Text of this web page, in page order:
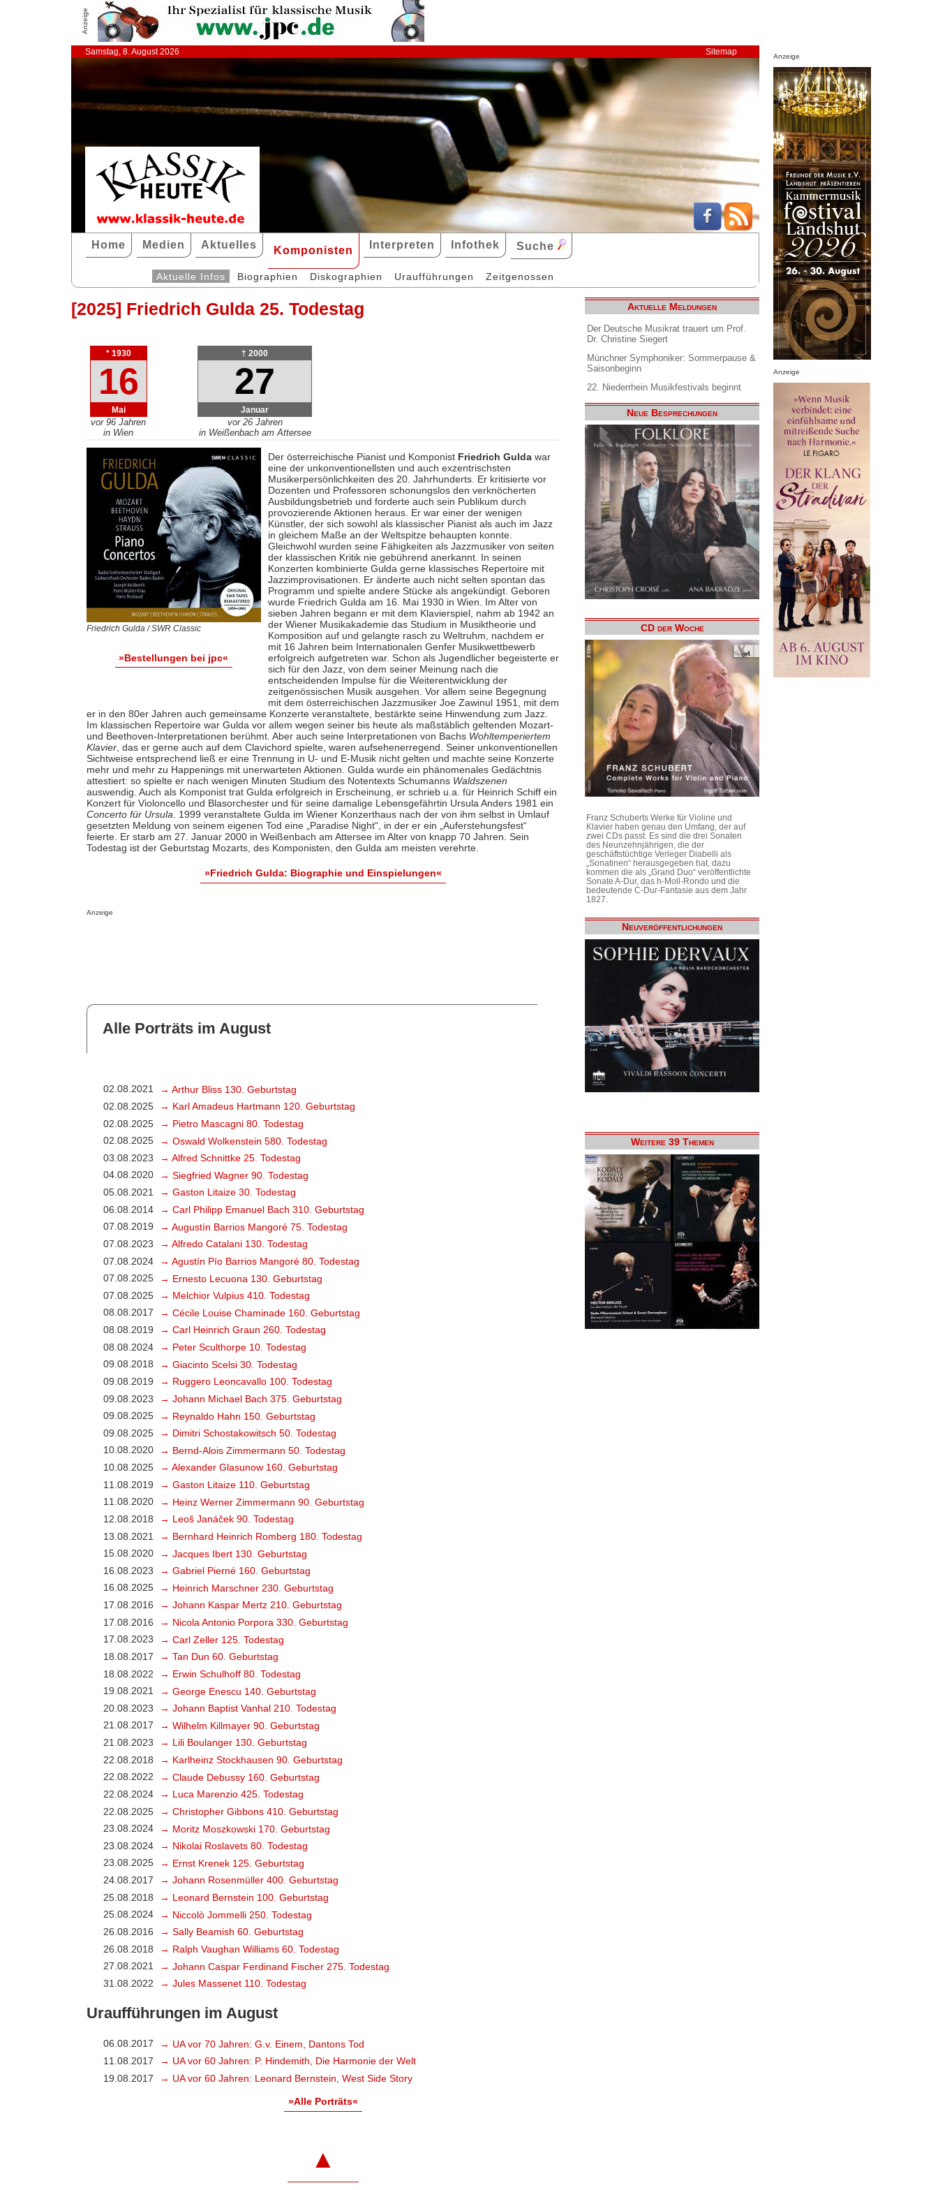
Anzeige
Samstag, 8. August 2026 Sitemap
Home Medien Aktuelles Komponisten Interpreten Infothek Suche
Aktuelle Infos Biographien Diskographien Uraufführungen Zeitgenossen
[2025] Friedrich Gulda 25. Todestag
* 1930
16
Mai
vor 96 Jahren
in Wien
† 2000
27
Januar
vor 26 Jahren
in Weißenbach am Attersee
Friedrich Gulda / SWR Classic
»Bestellungen bei jpc«
Der österreichische Pianist und Komponist Friedrich Guldawar
eine der unkonventionellsten und auch exzentrischsten
Musikerpersönlichkeiten des 20. Jahrhunderts. Er kritisierte vor
Dozenten und Professoren schonungslos den verknöcherten
Ausbildungsbetrieb und forderte auch sein Publikum durch
provozierende Aktionen heraus. Er war einer der wenigen
Künstler, der sich sowohl als klassischer Pianist als auch im Jazz
in gleichem Maße an der Weltspitze behaupten konnte.
Gleichwohl wurden seine Fähigkeiten als Jazzmusiker von seiten
der klassischen Kritik nie gebührend anerkannt. In seinen
Konzerten kombinierte Gulda gerne klassisches Repertoire mit
Jazzimprovisationen. Er änderte auch nicht selten spontan das
Programm und spielte andere Stücke als angekündigt. Geboren
wurde Friedrich Gulda am 16. Mai 1930 in Wien. Im Alter von
sieben Jahren begann er mit dem Klavierspiel, nahm ab 1942 an
der Wiener Musikakademie das Studium in Musiktheorie und
Komposition auf und gelangte rasch zu Weltruhm, nachdem er
mit 16 Jahren beim Internationalen Genfer Musikwettbewerb
erfolgreich aufgetreten war. Schon als Jugendlicher begeisterte er
sich für den Jazz, von dem seiner Meinung nach die
entscheidenden Impulse für die Weiterentwicklung der
zeitgenössischen Musik ausgehen. Vor allem seine Begegnung
mit dem österreichischen Jazzmusiker Joe Zawinul 1951, mit dem
er in den 80er Jahren auch gemeinsame Konzerte veranstaltete, bestärkte seine Hinwendung zum Jazz.
Im klassischen Repertoire war Gulda vor allem wegen seiner bis heute als maßstäblich geltenden Mozart-
und Beethoven-Interpretationen berühmt. Aber auch seine Interpretationen von Bachs Wohltemperiertem
Klavier, das er gerne auch auf dem Clavichord spielte, waren aufsehenerregend. Seiner unkonventionellen
Sichtweise entsprechend ließ er eine Trennung in U- und E-Musik nicht gelten und machte seine Konzerte
mehr und mehr zu Happenings mit unerwarteten Aktionen. Gulda wurde ein phänomenales Gedächtnis
attestiert: so spielte er nach wenigen Minuten Studium des Notentexts Schumanns Waldszenen
auswendig. Auch als Komponist trat Gulda erfolgreich in Erscheinung, er schrieb u.a. für Heinrich Schiff ein
Konzert für Violoncello und Blasorchester und für seine damalige Lebensgefährtin Ursula Anders 1981 ein
Concerto für Ursula . 1999 veranstaltete Gulda im Wiener Konzerthaus nach der von ihm selbst in Umlauf
gesetzten Meldung von seinem eigenen Tod eine „Paradise Night“, in der er ein „Auferstehungsfest“
feierte. Er starb am 27. Januar 2000 in Weißenbach am Attersee im Alter von knapp 70 Jahren. Sein
Todestag ist der Geburtstag Mozarts, des Komponisten, den Gulda am meisten verehrte.
»Friedrich Gulda: Biographie und Einspielungen«
Anzeige
Alle Porträts im August
02.08.2021
→ Arthur Bliss 130. Geburtstag
02.08.2025
→ Karl Amadeus Hartmann 120. Geburtstag
02.08.2025
→ Pietro Mascagni 80. Todestag
02.08.2025
→ Oswald Wolkenstein 580. Todestag
03.08.2023
→ Alfred Schnittke 25. Todestag
04.08.2020
→ Siegfried Wagner 90. Todestag
05.08.2021
→ Gaston Litaize 30. Todestag
06.08.2014
→ Carl Philipp Emanuel Bach 310. Geburtstag
07.08.2019
→ Augustín Barrios Mangoré 75. Todestag
07.08.2023
→ Alfredo Catalani 130. Todestag
07.08.2024
→ Agustín Pío Barrios Mangoré 80. Todestag
07.08.2025
→ Ernesto Lecuona 130. Geburtstag
07.08.2025
→ Melchior Vulpius 410. Todestag
08.08.2017
→ Cécile Louise Chaminade 160. Geburtstag
08.08.2019
→ Carl Heinrich Graun 260. Todestag
08.08.2024
→ Peter Sculthorpe 10. Todestag
09.08.2018
→ Giacinto Scelsi 30. Todestag
09.08.2019
→ Ruggero Leoncavallo 100. Todestag
09.08.2023
→ Johann Michael Bach 375. Geburtstag
09.08.2025
→ Reynaldo Hahn 150. Geburtstag
09.08.2025
→ Dimitri Schostakowitsch 50. Todestag
10.08.2020
→ Bernd-Alois Zimmermann 50. Todestag
10.08.2025
→ Alexander Glasunow 160. Geburtstag
11.08.2019
→ Gaston Litaize 110. Geburtstag
11.08.2020
→ Heinz Werner Zimmermann 90. Geburtstag
12.08.2018
→ Leoš Janáček 90. Todestag
13.08.2021
→ Bernhard Heinrich Romberg 180. Todestag
15.08.2020
→ Jacques Ibert 130. Geburtstag
16.08.2023
→ Gabriel Pierné 160. Geburtstag
16.08.2025
→ Heinrich Marschner 230. Geburtstag
17.08.2016
→ Johann Kaspar Mertz 210. Geburtstag
17.08.2016
→ Nicola Antonio Porpora 330. Geburtstag
17.08.2023
→ Carl Zeller 125. Todestag
18.08.2017
→ Tan Dun 60. Geburtstag
18.08.2022
→ Erwin Schulhoff 80. Todestag
19.08.2021
→ George Enescu 140. Geburtstag
20.08.2023
→ Johann Baptist Vanhal 210. Todestag
21.08.2017
→ Wilhelm Killmayer 90. Geburtstag
21.08.2023
→ Lili Boulanger 130. Geburtstag
22.08.2018
→ Karlheinz Stockhausen 90. Geburtstag
22.08.2022
→ Claude Debussy 160. Geburtstag
22.08.2024
→ Luca Marenzio 425. Todestag
22.08.2025
→ Christopher Gibbons 410. Geburtstag
23.08.2024
→ Moritz Moszkowski 170. Geburtstag
23.08.2024
→ Nikolai Roslavets 80. Todestag
23.08.2025
→ Ernst Krenek 125. Geburtstag
24.08.2017
→ Johann Rosenmüller 400. Geburtstag
25.08.2018
→ Leonard Bernstein 100. Geburtstag
25.08.2024
→ Niccolò Jommelli 250. Todestag
26.08.2016
→ Sally Beamish 60. Geburtstag
26.08.2018
→ Ralph Vaughan Williams 60. Todestag
27.08.2021
→ Johann Caspar Ferdinand Fischer 275. Todestag
31.08.2022
→ Jules Massenet 110. Todestag
Uraufführungen im August
06.08.2017
→ UA vor 70 Jahren: G.v. Einem, Dantons Tod
11.08.2017
→ UA vor 60 Jahren: P. Hindemith, Die Harmonie der Welt
19.08.2017
→ UA vor 60 Jahren: Leonard Bernstein, West Side Story
»Alle Porträts«
▲
Aktuelle Meldungen
Der Deutsche Musikrat trauert um Prof.
Dr. Christine Siegert
Münchner Symphoniker: Sommerpause &
Saisonbeginn
22. Niederrhein Musikfestivals beginnt
Neue Besprechungen
CD der Woche
Franz Schuberts Werke für Violine und
Klavier haben genau den Umfang, der auf
zwei CDs passt. Es sind die drei Sonaten
des Neunzehnjährigen, die der
geschäftstüchtige Verleger Diabelli als
„Sonatinen“ herausgegeben hat, dazu
kommen die als „Grand Duo“ veröffentlichte
Sonate A-Dur, das h-Moll-Rondo und die
bedeutende C-Dur-Fantasie aus dem Jahr
1827.
Neuveröffentlichungen
Weitere 39 Themen
Anzeige
Anzeige